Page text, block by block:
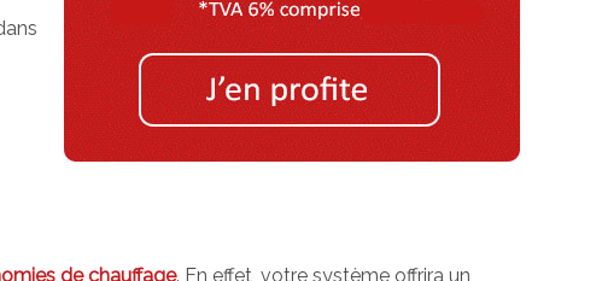
de chauffage. En effet, votre système offrira un